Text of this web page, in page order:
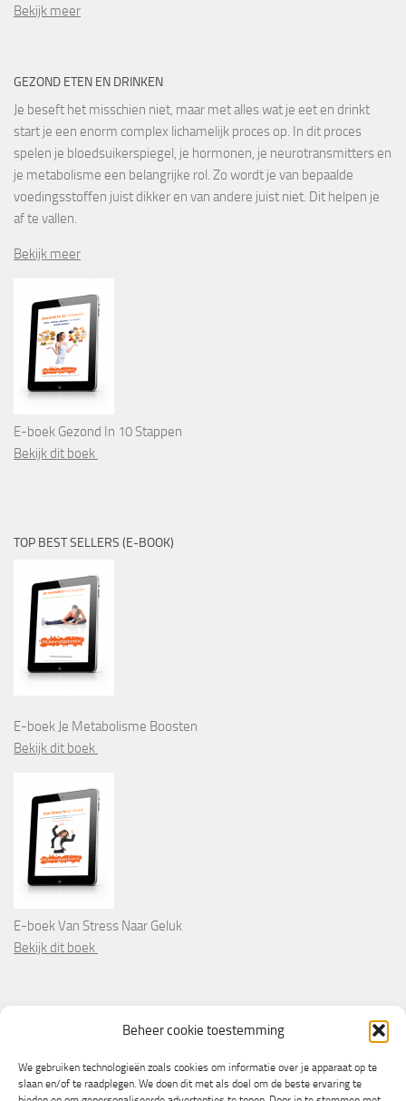
Beheer cookie toestemming
We gebruiken technologieën zoals cookies om informatie over je apparaat op te
slaan en/of te raadplegen. We doen dit met als doel om de beste ervaring te
Bekijk meer
GEZOND ETEN EN DRINKEN
Je beseft het misschien niet, maar met alles wat je eet en drinkt
start je een enorm complex lichamelijk proces op. In dit proces
spelen je bloedsuikerspiegel, je hormonen, je neurotransmitters en
je metabolisme een belangrijke rol. Zo wordt je van bepaalde
voedingsstoffen juist dikker en van andere juist niet. Dit helpen je
af te vallen.
Bekijk meer
E-boek Gezond In 10 Stappen
Bekijk dit boek
TOP BEST SELLERS (E-BOOK)
E-boek Je Metabolisme Boosten
Bekijk dit boek
E-boek Van Stress Naar Geluk
Bekijk dit boek